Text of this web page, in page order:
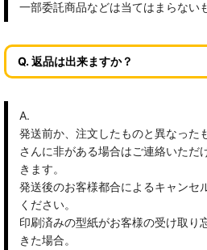
一部委託商品などは当てはまらない
Q. 返品は出来ますか？
A.
発送前か、注文したものと異なった
さんに非がある場合はご連絡いただ
きます。
発送後のお客様都合によるキャンセ
ください。
印刷済みの型紙がお客様の受け取り
きた場合。